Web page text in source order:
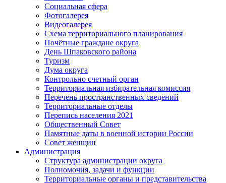
Социальная сфера
Фотогалерея
Видеогалерея
Схема территориального планирования
Почётные граждане округа
День Шпаковского района
Туризм
Дума округа
Контрольно счетный орган
Территориальная избирательная комиссия
Перечень пространственных сведений
Территориальные отделы
Перепись населения 2021
Общественный Совет
Памятные даты в военной истории России
Совет женщин
Администрация
Структура администрации округа
Полномочия, задачи и функции
Территориальные органы и представительства